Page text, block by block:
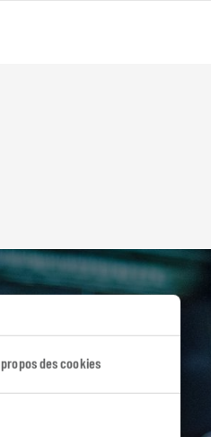
des cookies